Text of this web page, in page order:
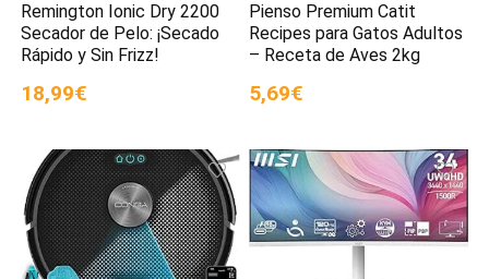
Remington Ionic Dry 2200
Secador de Pelo: ¡Secado
Rápido y Sin Frizz!
18,99€
Pienso Premium Catit
Recipes para Gatos Adultos
– Receta de Aves 2kg
5,69€